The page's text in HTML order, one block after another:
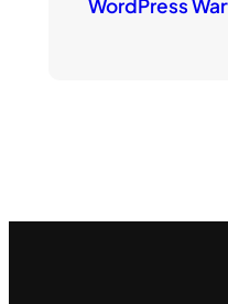
WordPress